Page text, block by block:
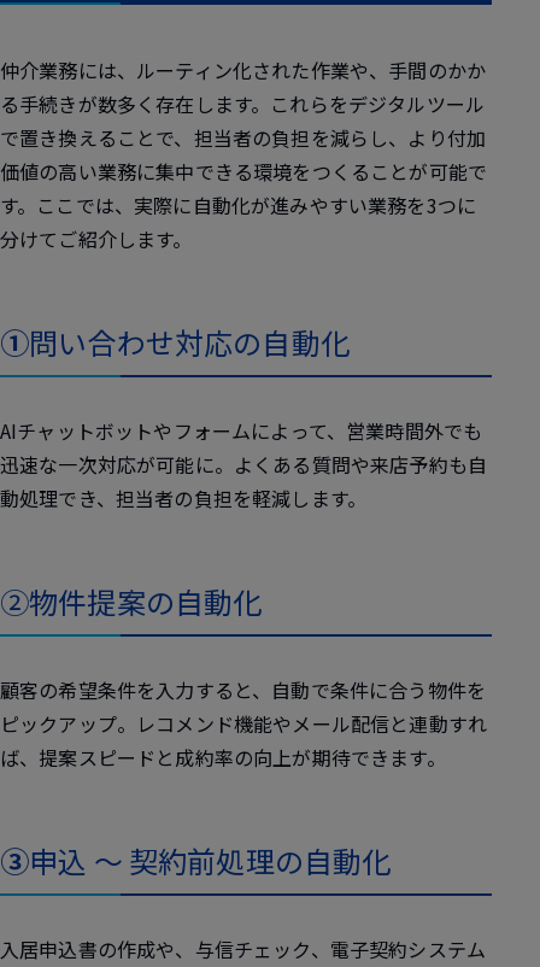
仲介業務には、ルーティン化された作業や、手間のかか
る手続きが数多く存在します。これらをデジタルツール
で置き換えることで、担当者の負担を減らし、より付加
価値の高い業務に集中できる環境をつくることが可能で
す。ここでは、実際に自動化が進みやすい業務を3つに
分けてご紹介します。
①問い合わせ対応の自動化
AIチャットボットやフォームによって、営業時間外でも
迅速な一次対応が可能に。よくある質問や来店予約も自
動処理でき、担当者の負担を軽減します。
②物件提案の自動化
顧客の希望条件を入力すると、自動で条件に合う物件を
ピックアップ。レコメンド機能やメール配信と連動すれ
ば、提案スピードと成約率の向上が期待できます。
③申込 ～ 契約前処理の自動化
入居申込書の作成や、与信チェック、電子契約システム